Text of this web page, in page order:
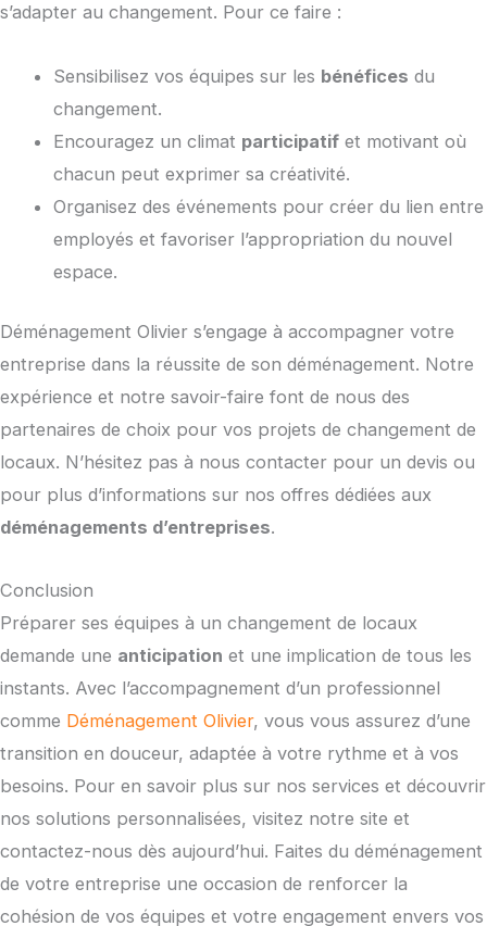
s’adapter au changement. Pour ce faire :
Sensibilisez vos équipes sur les bénéfices du
changement.
Encouragez un climat participatif et motivant où
chacun peut exprimer sa créativité.
Organisez des événements pour créer du lien entre
employés et favoriser l’appropriation du nouvel
espace.
Déménagement Olivier s’engage à accompagner votre
entreprise dans la réussite de son déménagement. Notre
expérience et notre savoir-faire font de nous des
partenaires de choix pour vos projets de changement de
locaux. N’hésitez pas à nous contacter pour un devis ou
pour plus d’informations sur nos offres dédiées aux
déménagements d’entreprises.
Conclusion
Préparer ses équipes à un changement de locaux
demande une anticipation et une implication de tous les
instants. Avec l’accompagnement d’un professionnel
comme Déménagement Olivier, vous vous assurez d’une
transition en douceur, adaptée à votre rythme et à vos
besoins. Pour en savoir plus sur nos services et découvrir
nos solutions personnalisées, visitez notre site et
contactez-nous dès aujourd’hui. Faites du déménagement
de votre entreprise une occasion de renforcer la
cohésion de vos équipes et votre engagement envers vos